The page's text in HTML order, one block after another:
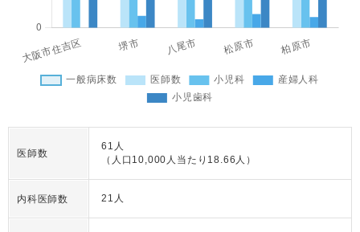
医師数
61人
（人口10,000人当たり18.66人）
内科医師数 21人